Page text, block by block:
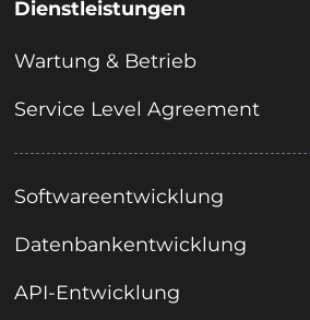
Dienstleistungen
Wartung & Betrieb
Service Level Agreement
Softwareentwicklung
Datenbankentwicklung
API-Entwicklung